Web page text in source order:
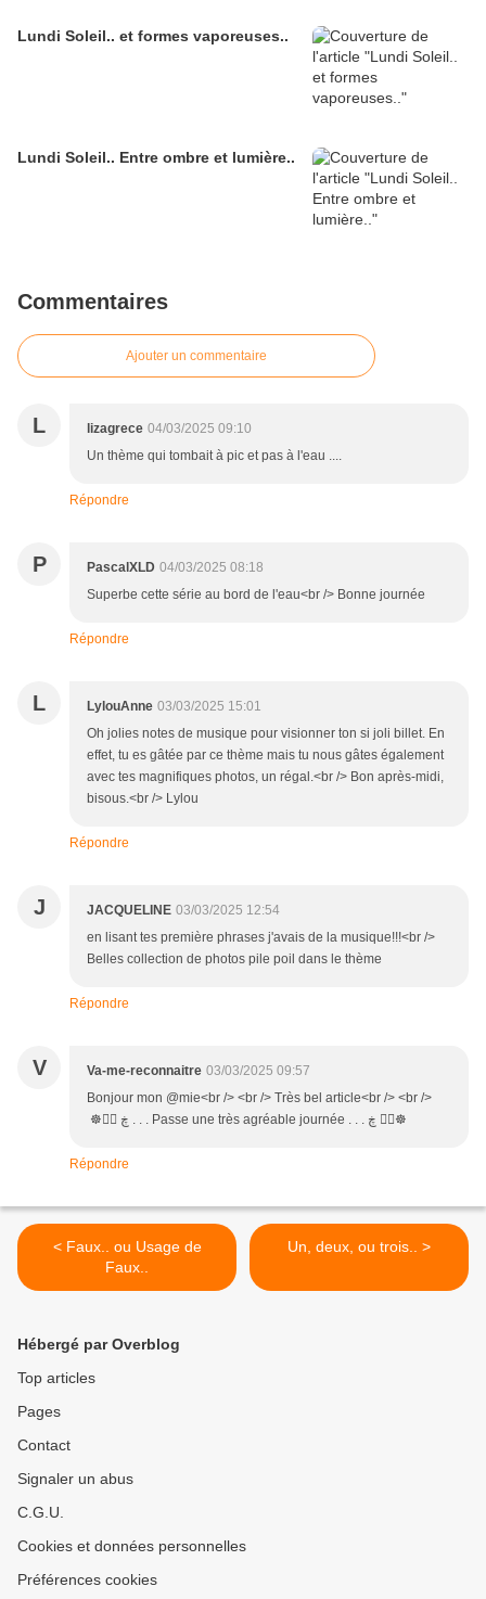
Lundi Soleil.. et formes vaporeuses..
Lundi Soleil.. Entre ombre et lumière..
Commentaires
Ajouter un commentaire
L lizagrece 04/03/2025 09:10
Un thème qui tombait à pic et pas à l'eau ....
Répondre
P PascalXLD 04/03/2025 08:18
Superbe cette série au bord de l'eau<br /> Bonne journée
Répondre
L LylouAnne 03/03/2025 15:01
Oh jolies notes de musique pour visionner ton si joli billet. En
effet, tu es gâtée par ce thème mais tu nous gâtes également
avec tes magnifiques photos, un régal.<br /> Bon après-midi,
bisous.<br /> Lylou
Répondre
J JACQUELINE 03/03/2025 12:54
en lisant tes première phrases j'avais de la musique!!!<br />
Belles collection de photos pile poil dans le thème
Répondre
V Va-me-reconnaitre 03/03/2025 09:57
Bonjour mon @mie<br /> <br /> Très bel article<br /> <br />
☸ڿ ڰۣ . . . Passe une très agréable journée . . . ڰۣ ڿ☸
Répondre
< Faux.. ou Usage de
Faux..
Un, deux, ou trois.. >
Hébergé par Overblog
Top articles
Pages
Contact
Signaler un abus
C.G.U.
Cookies et données personnelles
Préférences cookies